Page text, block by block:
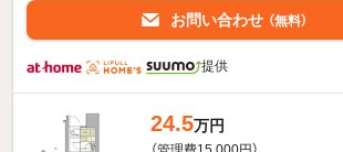
お問い合わせ （無料）
提供
24.5万円